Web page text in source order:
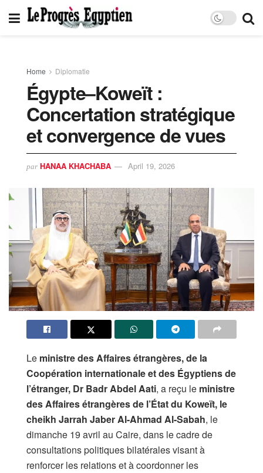
Home Diplomatie
Égypte–Koweït :
Concertation stratégique
et convergence de vues
par HANAA KHACHABA April 19, 2026
Le ministre des Affaires étrangères, de la
Coopération internationale et des Égyptiens de
l’étranger, Dr Badr Abdel Aati, a reçu le ministre
des Affaires étrangères de l’État du Koweït, le
cheikh Jarrah Jaber Al-Ahmad Al-Sabah, le
dimanche 19 avril au Caire, dans le cadre de
consultations politiques bilatérales visant à
renforcer les relations et à coordonner les